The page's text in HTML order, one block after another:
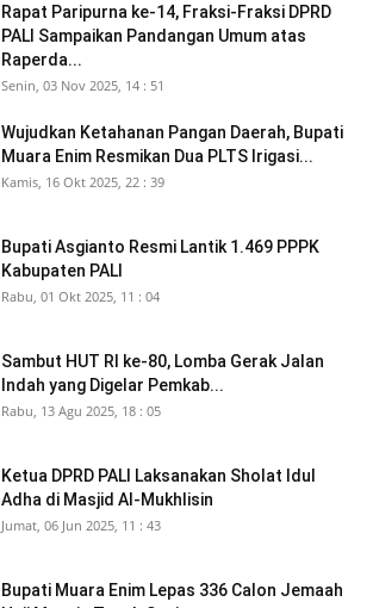
Rapat Paripurna ke-14, Fraksi-Fraksi DPRD
PALI Sampaikan Pandangan Umum atas
Raperda...
Senin, 03 Nov 2025, 14 : 51
Wujudkan Ketahanan Pangan Daerah, Bupati
Muara Enim Resmikan Dua PLTS Irigasi...
Kamis, 16 Okt 2025, 22 : 39
Bupati Asgianto Resmi Lantik 1.469 PPPK
Kabupaten PALI
Rabu, 01 Okt 2025, 11 : 04
Sambut HUT RI ke-80, Lomba Gerak Jalan
Indah yang Digelar Pemkab...
Rabu, 13 Agu 2025, 18 : 05
Ketua DPRD PALI Laksanakan Sholat Idul
Adha di Masjid Al-Mukhlisin
Jumat, 06 Jun 2025, 11 : 43
Bupati Muara Enim Lepas 336 Calon Jemaah